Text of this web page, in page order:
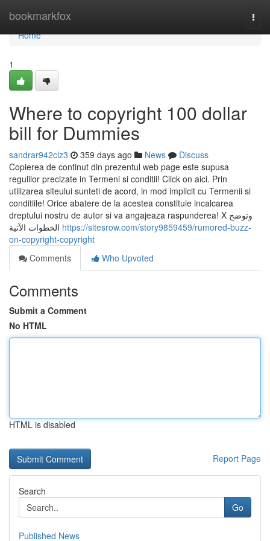
bookmarkfox
Home
Home
1
Where to copyright 100 dollar
bill for Dummies
sandrar942clz3 359 days ago News
Discuss
Copierea de continut din prezentul web page este supusa
regulilor precizate in Termeni si conditii! Click on aici. Prin
utilizarea siteului sunteti de acord, in mod implicit cu Termenii si
conditiile! Orice abatere de la acestea constituie incalcarea
dreptului nostru de autor si va angajeaza raspunderea! X وتوضح
https://sitesrow.com/story9859459/rumored-buzz-
on-copyright-copyright
Comments
Who Upvoted
Comments
Submit a Comment
No HTML
HTML is disabled
Report Page
Search
Go
Published News